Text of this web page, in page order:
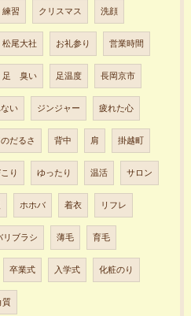
練習 クリスマス 洗顔
松尾大社 お礼参り 営業時間
足 臭い 足温度 長岡京市
い ジンジャー 疲れた心
だるさ 背中 肩 掛越町
り ゆったり 温活 サロン
ホホバ 着衣 リフレ
リブラシ 薄毛 育毛
卒業式 入学式 化粧のり
質